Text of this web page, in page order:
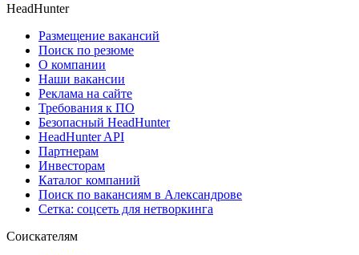
HeadHunter
Размещение вакансий
Поиск по резюме
О компании
Наши вакансии
Реклама на сайте
Требования к ПО
Безопасный HeadHunter
HeadHunter API
Партнерам
Инвесторам
Каталог компаний
Поиск по вакансиям в Александрове
Сетка: соцсеть для нетворкинга
Соискателям